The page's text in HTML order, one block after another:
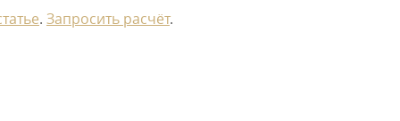
. Запросить расчёт.